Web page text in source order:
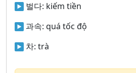
벌다: kiếm tiền
과속: quá tốc độ
차: trà